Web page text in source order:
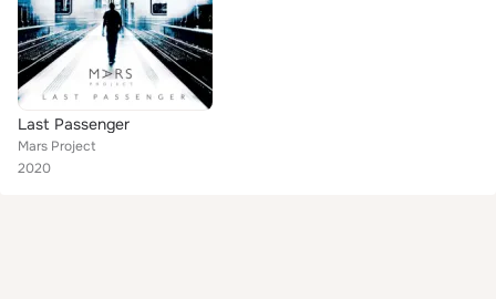
Last Passenger
Mars Project
2020